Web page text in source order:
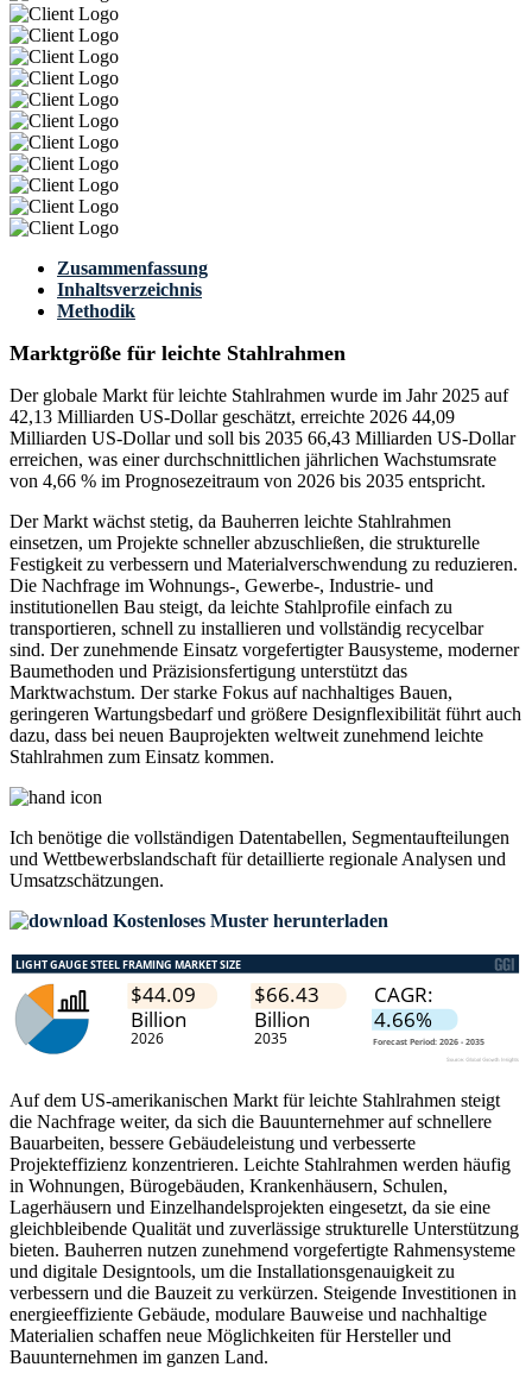
Zusammenfassung
Inhaltsverzeichnis
Methodik
Marktgröße für leichte Stahlrahmen
Der globale Markt für leichte Stahlrahmen wurde im Jahr 2025 auf
42,13 Milliarden US-Dollar geschätzt, erreichte 2026 44,09
Milliarden US-Dollar und soll bis 2035 66,43 Milliarden US-Dollar
erreichen, was einer durchschnittlichen jährlichen Wachstumsrate
von 4,66 % im Prognosezeitraum von 2026 bis 2035 entspricht.
Der Markt wächst stetig, da Bauherren leichte Stahlrahmen
einsetzen, um Projekte schneller abzuschließen, die strukturelle
Festigkeit zu verbessern und Materialverschwendung zu reduzieren.
Die Nachfrage im Wohnungs-, Gewerbe-, Industrie- und
institutionellen Bau steigt, da leichte Stahlprofile einfach zu
transportieren, schnell zu installieren und vollständig recycelbar
sind. Der zunehmende Einsatz vorgefertigter Bausysteme, moderner
Baumethoden und Präzisionsfertigung unterstützt das
Marktwachstum. Der starke Fokus auf nachhaltiges Bauen,
geringeren Wartungsbedarf und größere Designflexibilität führt auch
dazu, dass bei neuen Bauprojekten weltweit zunehmend leichte
Stahlrahmen zum Einsatz kommen.
Ich benötige die vollständigen Datentabellen, Segmentaufteilungen
und Wettbewerbslandschaft für detaillierte regionale Analysen und
Umsatzschätzungen.
Kostenloses Muster herunterladen
Auf dem US-amerikanischen Markt für leichte Stahlrahmen steigt
die Nachfrage weiter, da sich die Bauunternehmer auf schnellere
Bauarbeiten, bessere Gebäudeleistung und verbesserte
Projekteffizienz konzentrieren. Leichte Stahlrahmen werden häufig
in Wohnungen, Bürogebäuden, Krankenhäusern, Schulen,
Lagerhäusern und Einzelhandelsprojekten eingesetzt, da sie eine
gleichbleibende Qualität und zuverlässige strukturelle Unterstützung
bieten. Bauherren nutzen zunehmend vorgefertigte Rahmensysteme
und digitale Designtools, um die Installationsgenauigkeit zu
verbessern und die Bauzeit zu verkürzen. Steigende Investitionen in
energieeffiziente Gebäude, modulare Bauweise und nachhaltige
Materialien schaffen neue Möglichkeiten für Hersteller und
Bauunternehmen im ganzen Land.